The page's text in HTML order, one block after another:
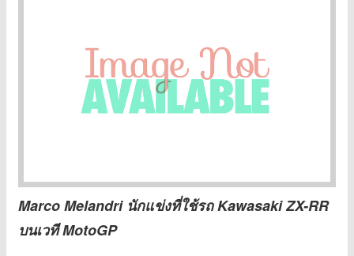
Marco Melandri นักแข่งที่ใช้รถ Kawasaki ZX-RR
บนเวที MotoGP